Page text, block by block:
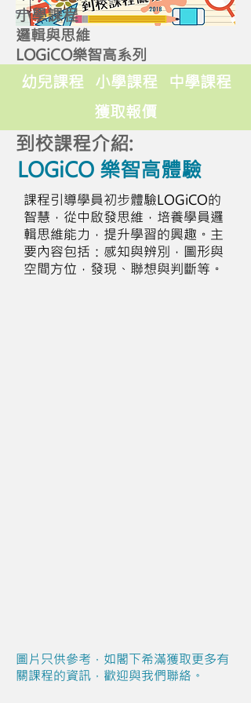
小學課程
邏輯與思維
LOGiCO樂智高系列
幼兒課程 小學課程
中學課程
獲取報價
到校課程介紹:
LOGiCO 樂智高體驗
課程引導學員初步體驗LOGiCO的
智慧，從中啟發思維，培養學員邏
輯思維能力，提升學習的興趣。主
要內容包括：感知與辨別，圖形與
空間方位，發現、聯想與判斷等。
圖片只供參考，如閣下希滿獲取更多有
關課程的資訊，歡迎與我們聯絡。